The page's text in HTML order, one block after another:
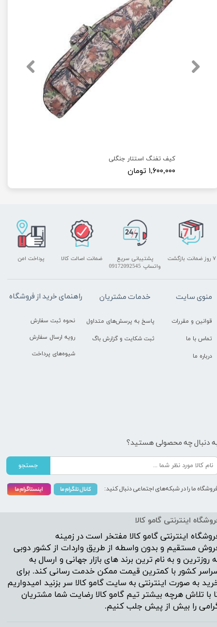
کیف تفنگ استتار جنگلی
۱,۶۰۰,۰۰۰ تومان
اینترنتی گامو کالا
اینترنتی گامو کالا مفتخر است در زمینه
مستقیم و بدون واسطه از طریق واردات از کشور دوبی
روزترین و به نام ترین برند های بازار جهانی و ارسال به
کشور با کمترین قیمت ممکن خدمت رسانی کند. برای
به صورت اینترنتی به سایت گامو کالا سر بزنید امیدواریم
با تلاش هرچه بیشتر تیم گامو کالا رضایت شما مشتریان
را بیش از پیش جلب کنیم.
پشتیبانی سریع
واتساپ 09172092545
پرداخت امن ۷ روز ضمانت بازگشت ضمانت اصالت کالا
راهنمای خرید از فروشگاه
نحوه ثبت سفارش
رویه ارسال سفارش
شیوه‌های پرداخت
خدمات مشتریان
پاسخ به پرسش‌های متداول
ثبت شکایت و گزارش باگ
منوی سایت
قوانین و مقررات
تماس با ما
درباره ما
دنبال چه محصولی هستید؟
جستجو
ما را در شبکه‌های اجتماعی دنبال کنید: